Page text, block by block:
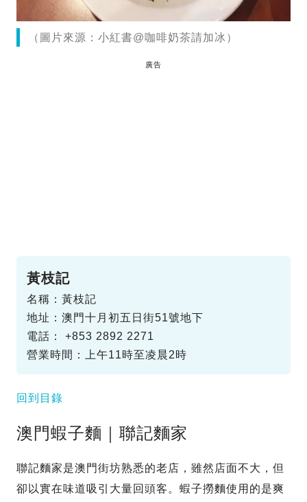
（圖片來源：小紅書@咖啡奶茶請加冰）
廣告
黃枝記
名稱：黃枝記
地址：澳門十月初五日街51號地下
電話： +853 2892 2271
營業時間：上午11時至凌晨2時
回到目錄
澳門蝦子麵｜聯記麵家
聯記麵家是澳門街坊熟悉的老店，雖然店面不大，但
卻以實在味道吸引大量回頭客。蝦子撈麵使用的是爽